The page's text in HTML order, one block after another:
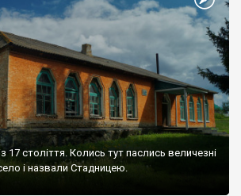
17 століття. Колись тут паслись величезні
і назвали Стадницею.